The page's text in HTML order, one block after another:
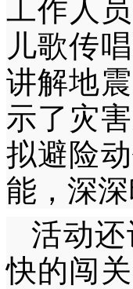
工作人
儿歌传
讲解地
示了灾
拟避险
能，深
活动
快的闯